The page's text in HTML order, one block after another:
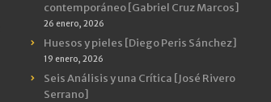
contemporáneo [Gabriel Cruz Marcos]
26 enero, 2026
Huesos y pieles [Diego Peris Sánchez]
19 enero, 2026
Seis Análisis y una Crítica [José Rivero
Serrano]